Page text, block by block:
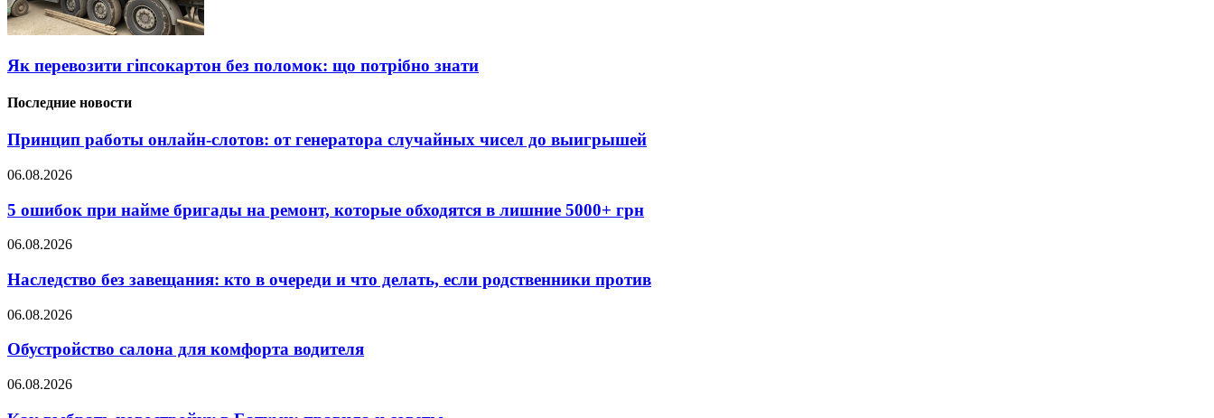
Як перевозити гіпсокартон без поломок: що потрібно знати
Последние новости
Принцип работы онлайн-слотов: от генератора случайных чисел до выигрышей
06.08.2026
5 ошибок при найме бригады на ремонт, которые обходятся в лишние 5000+ грн
06.08.2026
Наследство без завещания: кто в очереди и что делать, если родственники против
06.08.2026
Обустройство салона для комфорта водителя
06.08.2026